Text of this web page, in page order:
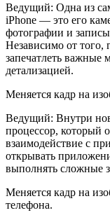
Ведущий: Одна из
iPhone — это его
фотографии и
Независимо от того,
запечатлеть важные
детализацией.
Меняется кадр на
Ведущий: Внутри
процессор, который
взаимодействие с
открывать
выполнять сложные
Меняется кадр на
телефона.